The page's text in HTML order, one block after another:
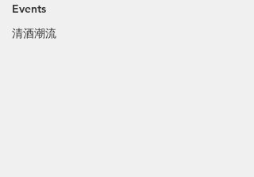
Events
清酒潮流